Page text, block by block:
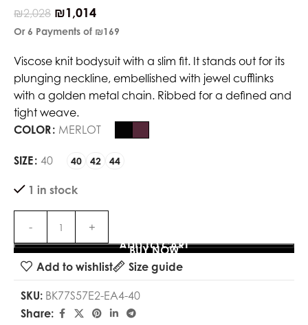
₪2,028 ₪1,014
Or 6 Payments of ₪169
Viscose knit bodysuit with a slim fit. It stands out for its
plunging neckline, embellished with jewel cufflinks
with a golden metal chain. Ribbed for a defined and
tight weave.
COLOR MERLOT
SIZE 40 40 42 44
1 in stock
ADD TO CART
BUY NOW
Add to wishlist
Size guide
SKU: BK77S57E2-EA4-40
Share: